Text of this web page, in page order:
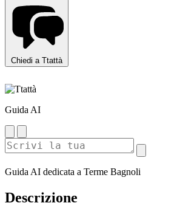
Chiedi a Ttattà
Guida AI
Guida AI dedicata a Terme Bagnoli
Descrizione